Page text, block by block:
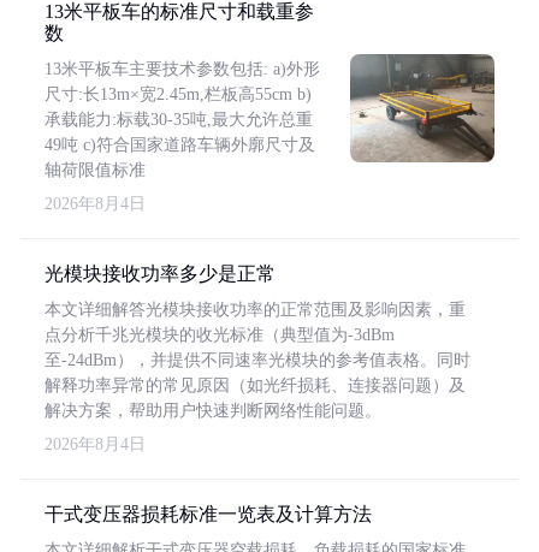
13米平板车的标准尺寸和载重参
数
13米平板车主要技术参数包括: a)外形
尺寸:长13m×宽2.45m,栏板高55cm b)
承载能力:标载30-35吨,最大允许总重
49吨 c)符合国家道路车辆外廓尺寸及
轴荷限值标准
2026年8月4日
光模块接收功率多少是正常
本文详细解答光模块接收功率的正常范围及影响因素，重
点分析千兆光模块的收光标准（典型值为-3dBm
至-24dBm），并提供不同速率光模块的参考值表格。同时
解释功率异常的常见原因（如光纤损耗、连接器问题）及
解决方案，帮助用户快速判断网络性能问题。
2026年8月4日
干式变压器损耗标准一览表及计算方法